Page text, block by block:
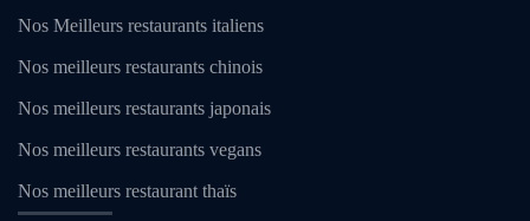
Nos Meilleurs restaurants italiens
Nos meilleurs restaurants chinois
Nos meilleurs restaurants japonais
Nos meilleurs restaurants vegans
Nos meilleurs restaurant thaïs